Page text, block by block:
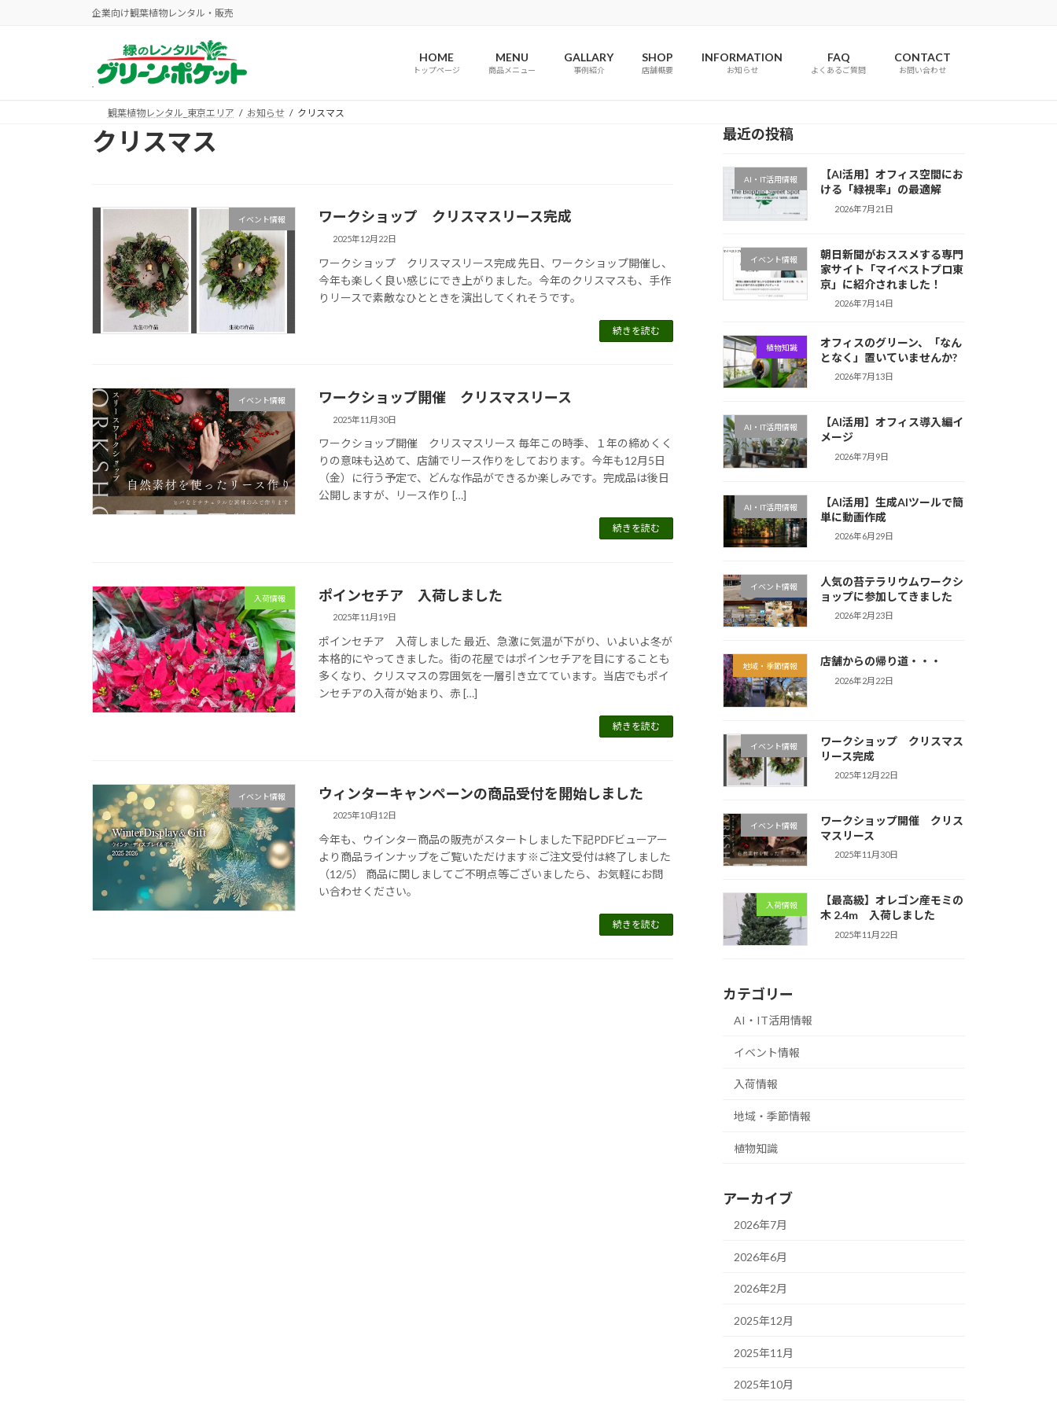
企業向け観葉植物レンタル・販売
HOME
トップページ
MENU
商品メニュー
GALLARY
事例紹介
SHOP
店舗概要
INFORMATION
お知らせ
FAQ
よくあるご質問
CONTACT
お問い合わせ
観葉植物レンタル_東京エリア お知らせ クリスマス
クリスマス
イベント情報 ワークショップ クリスマスリース完成
2025年12月22日
ワークショップ クリスマスリース完成 先日、ワークショップ開催し、
今年も楽しく良い感じにでき上がりました。今年のクリスマスも、手作
りリースで素敵なひとときを演出してくれそうです。
続きを読む
イベント情報 ワークショップ開催 クリスマスリース
2025年11月30日
ワークショップ開催 クリスマスリース 毎年この時季、１年の締めくく
りの意味も込めて、店舗でリース作りをしております。今年も12月5日
（金）に行う予定で、どんな作品ができるか楽しみです。完成品は後日
公開しますが、リース作り […]
続きを読む
入荷情報 ポインセチア 入荷しました
2025年11月19日
ポインセチア 入荷しました 最近、急激に気温が下がり、いよいよ冬が
本格的にやってきました。街の花屋ではポインセチアを目にすることも
多くなり、クリスマスの雰囲気を一層引き立てています。当店でもポイ
ンセチアの入荷が始まり、赤 […]
続きを読む
イベント情報 ウィンターキャンペーンの商品受付を開始しました
2025年10月12日
今年も、ウインター商品の販売がスタートしました下記PDFビューアー
より商品ラインナップをご覧いただけます※ご注文受付は終了しました
（12/5） 商品に関しましてご不明点等ございましたら、お気軽にお問
い合わせください。
続きを読む
最近の投稿
AI・IT活用情報
【AI活用】オフィス空間にお
ける「緑視率」の最適解
2026年7月21日
イベント情報
朝日新聞がおススメする専門
家サイト「マイベストプロ東
京」に紹介されました！
2026年7月14日
植物知識
オフィスのグリーン、「なん
となく」置いていませんか?
2026年7月13日
AI・IT活用情報
【AI活用】オフィス導入編イ
メージ
2026年7月9日
AI・IT活用情報
【AI活用】生成AIツールで簡
単に動画作成
2026年6月29日
イベント情報
人気の苔テラリウムワークシ
ョップに参加してきました
2026年2月23日
地域・季節情報 店舗からの帰り道・・・
2026年2月22日
イベント情報
ワークショップ クリスマス
リース完成
2025年12月22日
イベント情報
ワークショップ開催 クリス
マスリース
2025年11月30日
入荷情報
【最高級】オレゴン産モミの
木 2.4m 入荷しました
2025年11月22日
カテゴリー
AI・IT活用情報
イベント情報
入荷情報
地域・季節情報
植物知識
アーカイブ
2026年7月
2026年6月
2026年2月
2025年12月
2025年11月
2025年10月